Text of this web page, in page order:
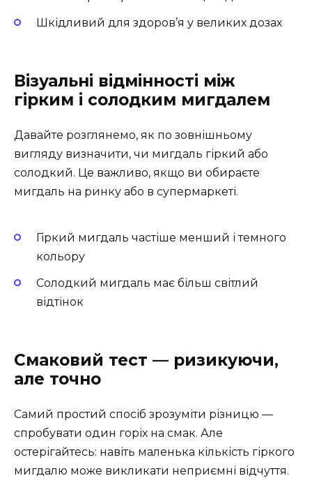
Шкідливий для здоров’я у великих дозах
Візуальні відмінності між
гірким і солодким мигдалем
Давайте розглянемо, як по зовнішньому
вигляду визначити, чи мигдаль гіркий або
солодкий. Це важливо, якщо ви обираєте
мигдаль на ринку або в супермаркеті.
Гіркий мигдаль частіше менший і темного
кольору
Солодкий мигдаль має більш світлий
відтінок
Смаковий тест — ризикуючи,
але точно
Самий простий спосіб зрозуміти різницю —
спробувати один горіх на смак. Але
остерігайтесь: навіть маленька кількість гіркого
мигдалю може викликати неприємні відчуття.